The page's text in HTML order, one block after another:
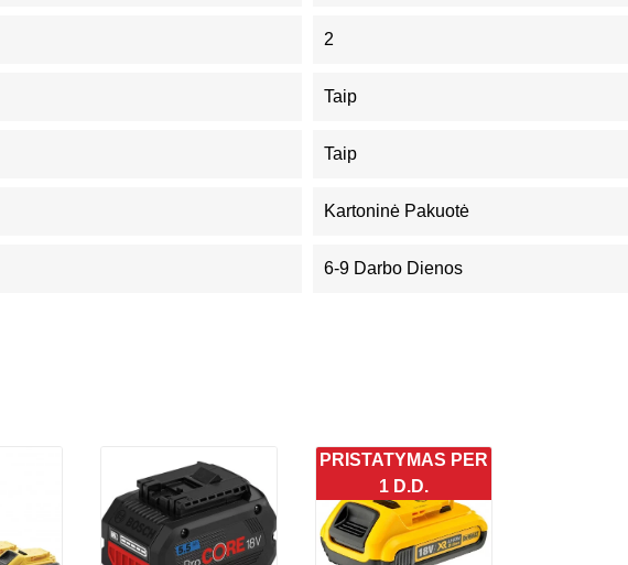
2
Taip
Taip
Kartoninė Pakuotė
6-9 Darbo Dienos
PRISTATYMAS PER
1 D.D.